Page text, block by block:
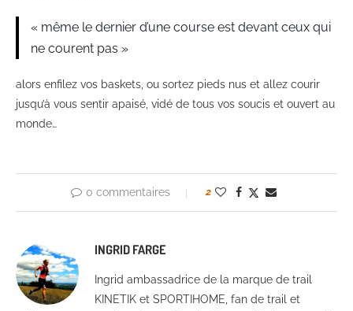
« même le dernier d’une course est devant ceux qui
ne courent pas »
alors enfilez vos baskets, ou sortez pieds nus et allez courir
jusqu’à vous sentir apaisé, vidé de tous vos soucis et ouvert au
monde…
0 commentaires 2
INGRID FARGE
Ingrid ambassadrice de la marque de trail
KINETIK et SPORTIHOME, fan de trail et